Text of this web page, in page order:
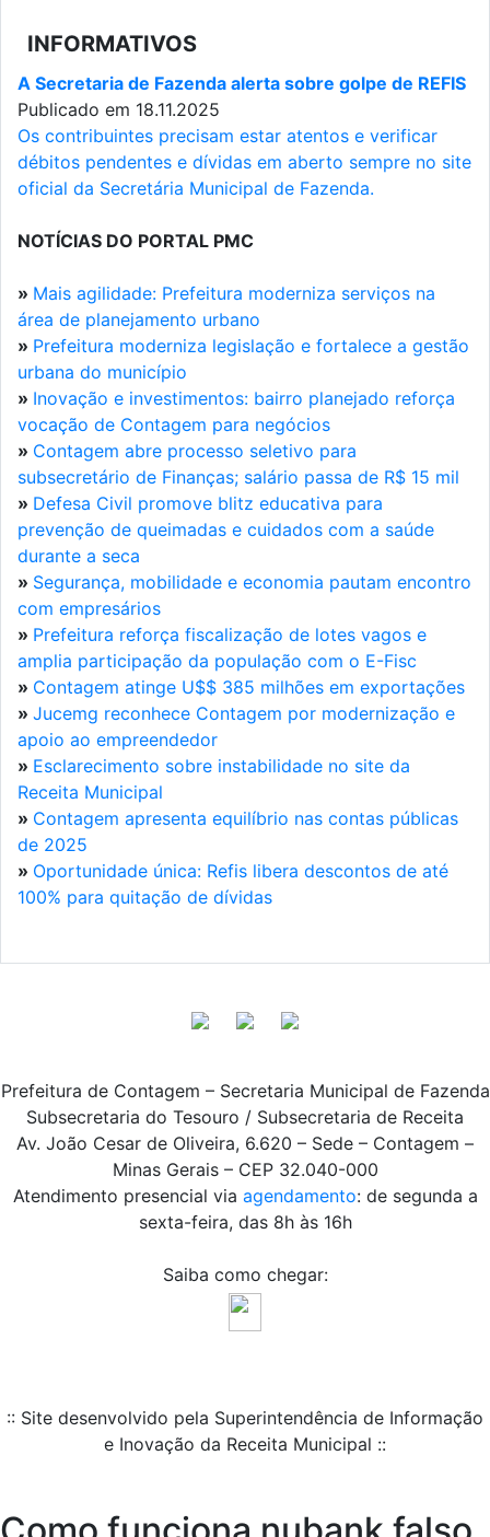
INFORMATIVOS
A Secretaria de Fazenda alerta sobre golpe de REFIS
Publicado em 18.11.2025
Os contribuintes precisam estar atentos e verificar
débitos pendentes e dívidas em aberto sempre no site
oficial da Secretária Municipal de Fazenda.
NOTÍCIAS DO PORTAL PMC
» Mais agilidade: Prefeitura moderniza serviços na
área de planejamento urbano
» Prefeitura moderniza legislação e fortalece a gestão
urbana do município
» Inovação e investimentos: bairro planejado reforça
vocação de Contagem para negócios
» Contagem abre processo seletivo para
subsecretário de Finanças; salário passa de R$ 15 mil
» Defesa Civil promove blitz educativa para
prevenção de queimadas e cuidados com a saúde
durante a seca
» Segurança, mobilidade e economia pautam encontro
com empresários
» Prefeitura reforça fiscalização de lotes vagos e
amplia participação da população com o E-Fisc
» Contagem atinge U$$ 385 milhões em exportações
» Jucemg reconhece Contagem por modernização e
apoio ao empreendedor
» Esclarecimento sobre instabilidade no site da
Receita Municipal
» Contagem apresenta equilíbrio nas contas públicas
de 2025
» Oportunidade única: Refis libera descontos de até
100% para quitação de dívidas
Prefeitura de Contagem – Secretaria Municipal de Fazenda
Subsecretaria do Tesouro / Subsecretaria de Receita
Av. João Cesar de Oliveira, 6.620 – Sede – Contagem –
Minas Gerais – CEP 32.040-000
Atendimento presencial via agendamento: de segunda a
sexta-feira, das 8h às 16h
Saiba como chegar:
:: Site desenvolvido pela Superintendência de Informação
e Inovação da Receita Municipal ::